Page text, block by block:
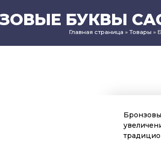
БУКВЫ
Главная страница » Товары »